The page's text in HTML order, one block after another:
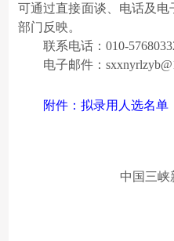
可通过直接面谈、电话及
部门反映。
联系电话：010-
电子邮件：
附件：拟录用人选名单
中国三峡新